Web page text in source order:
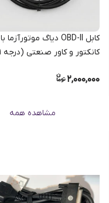
کابل OBD-II دیاگ موتورآزما با
کانکتور و کاور صنعتی (درجه 1 )
2,000,000
مشاهده همه